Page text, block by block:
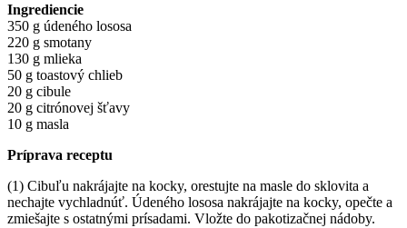
Ingrediencie
350 g údeného lososa
220 g smotany
130 g mlieka
50 g toastový chlieb
20 g cibule
20 g citrónovej šťavy
10 g masla
Príprava receptu
(1) Cibuľu nakrájajte na kocky, orestujte na masle do sklovita a
nechajte vychladnúť. Údeného lososa nakrájajte na kocky, opečte a
zmiešajte s ostatnými prísadami. Vložte do pakotizačnej nádoby.